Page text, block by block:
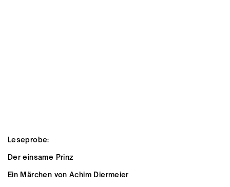
Leseprobe:
Der einsame Prinz
Ein Märchen von Achim Diermeier